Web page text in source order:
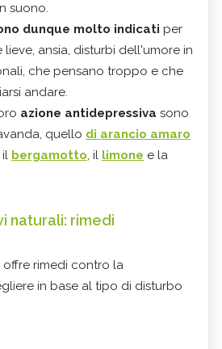
suono.
dunque molto indicati per
ansia, disturbi dell'umore in
che pensano troppo e che
andare.
azione antidepressiva sono
quello di arancio amaro
il bergamotto, il limone e la
naturali: rimedi
offre rimedi contro la
in base al tipo di disturbo